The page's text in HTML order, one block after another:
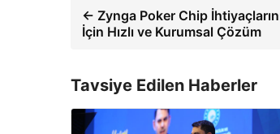
← Zynga Poker Chip
İçin Hızlı ve Kurumsal Çözüm
Tavsiye Edilen Haberler